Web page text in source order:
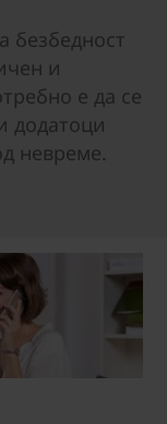
безбедност
и
е да се
додатоци
невреме.